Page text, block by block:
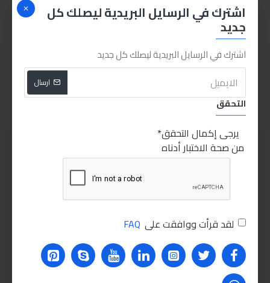
اشترك في الرسايل البريدية ليصلك كل
جديد
اشترك في الرسايل البريدية ليصلك كل جديد
ارسال
التحقق
يرجى إكمال التحقق
من صحة الاختبار أدناه
لقد قرأت ووافقت على FAQ
انجكو طقم لقم و رؤوس مفك 18 قطعة HKSDB0188
110.00LE
اضافة للسلة
مفك تست للسيارة
160.00LE